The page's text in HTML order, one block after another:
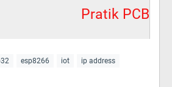
Pratik PCB
esp8266 iot
ip address